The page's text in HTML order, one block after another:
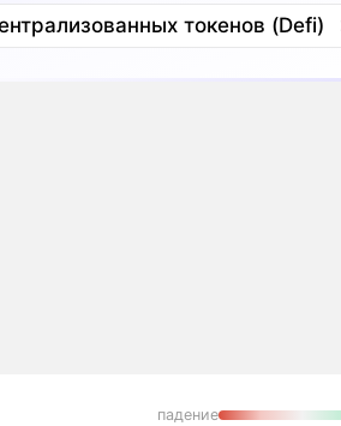
токенов (Defi)
падение